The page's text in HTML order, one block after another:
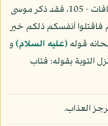
موسى
فاقتلوا أنفسكم ذلكم خير
قوله(عليه السلام)و
التوبة بقوله: فتاب
العذاب.